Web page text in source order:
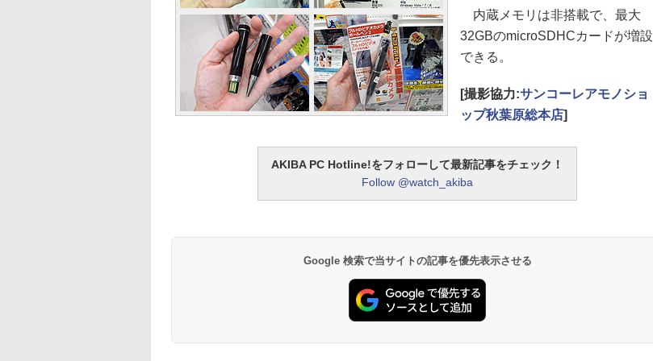
内蔵メモリは非搭載で、最大
32GBのmicroSDHCカードが増設
できる。
[撮影協力:サンコーレアモノショ
ップ秋葉原総本店]
AKIBA PC Hotline!をフォローして最新記事をチェック！
Follow @watch_akiba
Google 検索で当サイトの記事を優先表示させる